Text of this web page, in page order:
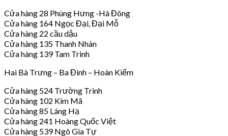
Cửa hàng 28 Phùng Hưng -Hà Đông
Cửa hàng 164 Ngọc Đại, Đại Mỗ
Cửa hàng 22 cầu dậu
Cửa hàng 135 Thanh Nhàn
Cửa hàng 139 Tam Trinh
Hai Bà Trưng – Ba Đình – Hoàn Kiếm
Cửa hàng 524 Trường Trinh
Cửa hàng 102 Kim Mã
Cửa hàng 85 Láng Hạ
Cửa hàng 241 Hoàng Quốc Việt
Cửa hàng 539 Ngô Gia Tự